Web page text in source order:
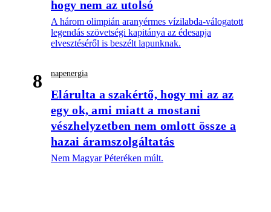
hogy nem az utolsó
A három olimpián aranyérmes vízilabda-válogatott
legendás szövetségi kapitánya az édesapja
elvesztéséről is beszélt lapunknak.
8 napenergia
Elárulta a szakértő, hogy mi az az
egy ok, ami miatt a mostani
vészhelyzetben nem omlott össze a
hazai áramszolgáltatás
Nem Magyar Péteréken múlt.